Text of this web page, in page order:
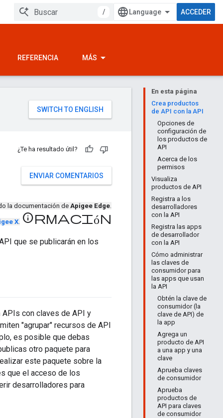
/ ACCEDER
REFERENCIA MÁS
En esta página
Crea productos
de API con la API
Opciones de
configuración de
los productos de
API
Acerca de los
permisos
Visualiza
productos de API
Registra a los
desarrolladores
con la API
Registra las apps
de desarrollador
con la API
Cómo administrar
las claves de
consumidor para
las apps que usan
la API
Obtén la clave de
consumidor (la
clave de API) de
la app
Agrega un
producto de API
a una app y una
clave
Aprueba claves
de consumidor
Aprueba
productos de
API para claves
de consumidor
¿Te ha resultado útil?
ENVIAR COMENTARIOS
la documentación de Apigee Edge.
X. información
que se publicarán en los
con claves de API y
"agrupar" recursos de API
es posible que debas
otro paquete para
este paquete sobre la
que el acceso de los
desarrolladores para